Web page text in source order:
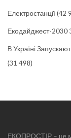
Електростанції(42
Екодайджест-2030
В Україні
(31 498)
ЕКОПРОСТІР – це